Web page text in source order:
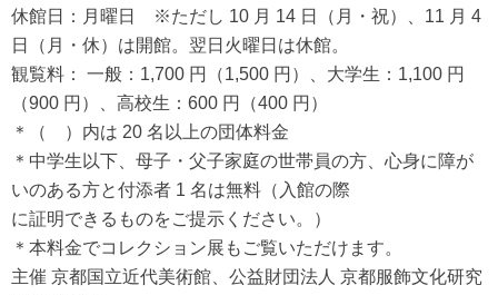
休館日：月曜日 ※ただし 10 月 14 日（月・祝）、11 月 4
日（月・休）は開館。翌日火曜日は休館。
観覧料： 一般：1,700 円（1,500 円）、大学生：1,100 円
（900 円）、高校生：600 円（400 円）
＊（ ）内は 20 名以上の団体料金
＊中学生以下、母子・父子家庭の世帯員の方、心身に障が
いのある方と付添者 1 名は無料（入館の際
に証明できるものをご提示ください。）
＊本料金でコレクション展もご覧いただけます。
主催 京都国立近代美術館、公益財団法人 京都服飾文化研究